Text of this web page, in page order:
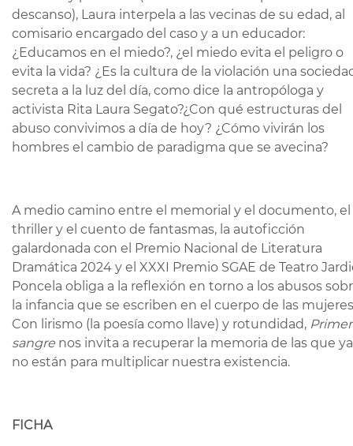
descanso), Laura interpela a las vecinas de su edad, al
comisario encargado del caso y a un educador:
¿Educamos en el miedo?, ¿el miedo evita el peligro o
evita la vida? ¿Es la cultura de la violación una
secreta a la luz del día, como dice la antropóloga y
activista Rita Laura Segato?¿Con qué estructuras del
abuso convivimos a día de hoy? ¿Cómo vivirán los
hombres el cambio de paradigma que se avecina?
A medio camino entre el memorial y el documento, el
thriller y el cuento de fantasmas, la autoficción
galardonada con el Premio Nacional de Literatura
Dramática 2024 y el XXXI Premio SGAE de Teatro
Poncela obliga a la reflexión en torno a los abusos
la infancia que se escriben en el cuerpo de las
Con lirismo (la poesía como llave) y rotundidad,
sangre nos invita a recuperar la memoria de las que ya
no están para multiplicar nuestra existencia.
FICHA